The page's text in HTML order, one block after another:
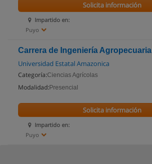
Impartido en:
Puyo
Solicita información
Carrera de Ingeniería Agropecuaria
Universidad Estatal Amazonica
Categoría:Ciencias Agrícolas
Modalidad: Presencial
Impartido en:
Puyo
Solicita información